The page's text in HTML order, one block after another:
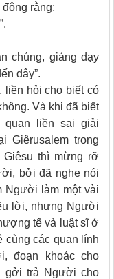
rằng:
chúng, giảng dạy
đây”.
liền hỏi cho biết có
Và khi đã biết
quan liền sai giải
Giêrusalem trong
Giêsu thì mừng rỡ
bởi đã nghe nói
Người làm một vài
lời, nhưng Người
tế và luật sĩ ở
cùng các quan lính
đoạn khoác cho
gởi trả Người cho